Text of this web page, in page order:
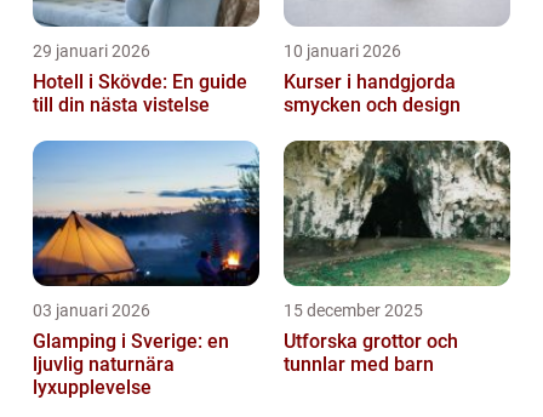
29 januari 2026
Hotell i Skövde: En guide
till din nästa vistelse
10 januari 2026
Kurser i handgjorda
smycken och design
03 januari 2026
Glamping i Sverige: en
ljuvlig naturnära
lyxupplevelse
15 december 2025
Utforska grottor och
tunnlar med barn